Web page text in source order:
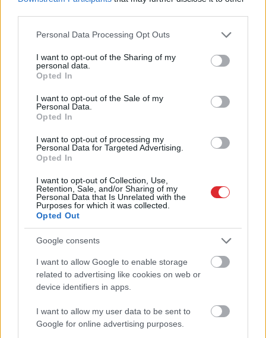
Please note that this website/app uses one or more Google
not limited to your visit or usage behaviour. You may click to
grant or deny consent to Google and its third-party tags to
use your data for below specified purposes in below Google
consent section.
Personal Data Processing Opt Outs
I want to opt-out of the Sharing of my
personal data.
Opted In
I want to opt-out of the Sale of my
Personal Data.
Opted In
I want to opt-out of processing my
Personal Data for Targeted Advertising.
Opted In
I want to opt-out of Collection, Use,
Retention, Sale, and/or Sharing of my
Personal Data that Is Unrelated with the
Purposes for which it was collected.
Opted Out
Google consents
I want to allow Google to enable storage
related to advertising like cookies on web or
device identifiers in apps.
I want to allow my user data to be sent to
Google for online advertising purposes.
vārdus, kas apgriezti
augšpēdus, ar tevi
pagaidām viss ir kārtībā
zem jūsu gultas ir
ūdens ādere?
Rīkstnieks iesaka
vienkāršu pārbaudi
Nosaukts
spēcīgākais
izlūkdienests, bet tas
ir Latvija?
Atcelt Ziņot